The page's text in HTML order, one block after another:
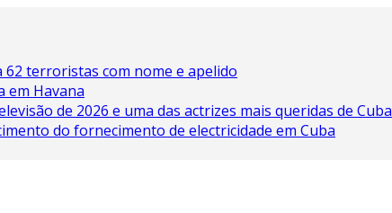
62 terroristas com nome e apelido
em Havana
de 2026 e uma das actrizes mais queridas de Cuba
do fornecimento de electricidade em Cuba